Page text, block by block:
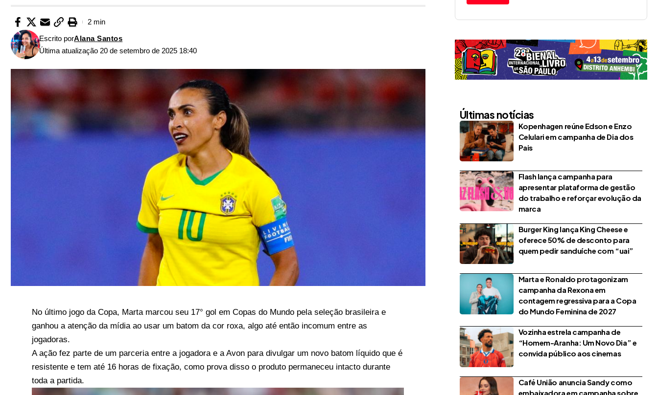
Última atualização 20 de setembro de 2025 18:40
Escrito porAlana Santos
2 min
No último jogo da Copa, Marta marcou seu 17° gol em Copas do Mundo pela seleção brasileira e
ganhou a atenção da mídia ao usar um batom da cor roxa, algo até então incomum entre as
jogadoras.
A ação fez parte de um parceria entre a jogadora e a Avon para divulgar um novo batom líquido que é
resistente e tem até 16 horas de fixação, como prova disso o produto permaneceu intacto durante
toda a partida.
Últimas notícias
Kopenhagen reúne Edson e Enzo
Celulari em campanha de Dia dos
Pais
Flash lança campanha para
apresentar plataforma de gestão
do trabalho e reforçar evolução da
marca
Burger King lança King Cheese e
oferece 50% de desconto para
quem pedir sanduíche com “uai”
Marta e Ronaldo protagonizam
campanha da Rexona em
contagem regressiva para a Copa
do Mundo Feminina de 2027
Vozinha estrela campanha de
“Homem-Aranha: Um Novo Dia” e
convida público aos cinemas
Café União anuncia Sandy como
embaixadora em campanha sobre